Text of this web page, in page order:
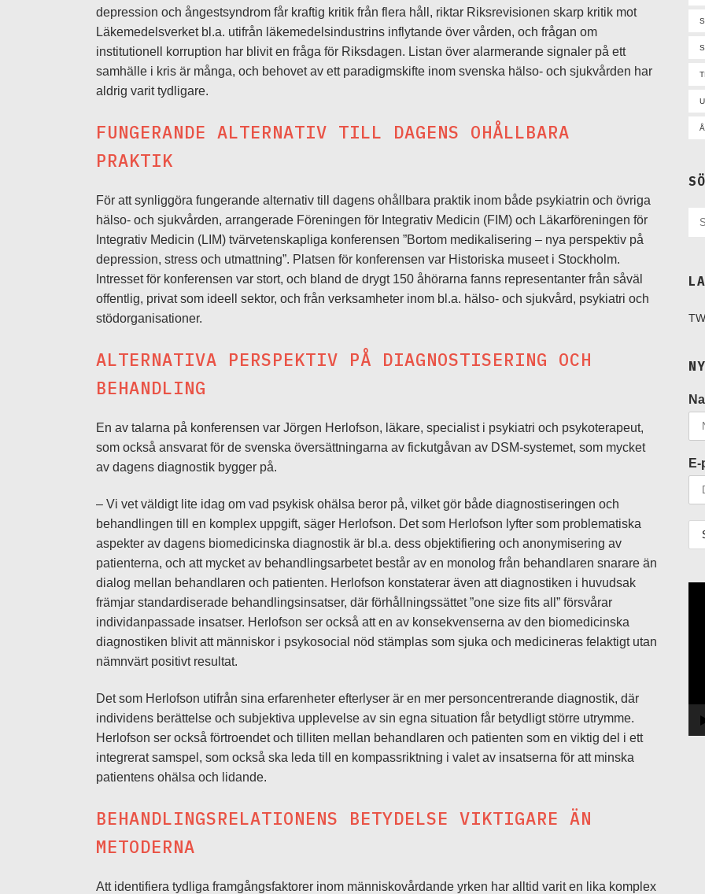
depression och ångestsyndrom får kraftig kritik från flera håll, riktar Riksrevisionen skarp kritik mot
Läkemedelsverket bl.a. utifrån läkemedelsindustrins inflytande över vården, och frågan om
institutionell korruption har blivit en fråga för Riksdagen. Listan över alarmerande signaler på ett
samhälle i kris är många, och behovet av ett paradigmskifte inom svenska hälso- och sjukvården har
aldrig varit tydligare.
FUNGERANDE ALTERNATIV TILL DAGENS OHÅLLBARA
PRAKTIK
För att synliggöra fungerande alternativ till dagens ohållbara praktik inom både psykiatrin och övriga
hälso- och sjukvården, arrangerade Föreningen för Integrativ Medicin (FIM) och Läkarföreningen för
Integrativ Medicin (LIM) tvärvetenskapliga konferensen ”Bortom medikalisering – nya perspektiv på
depression, stress och utmattning”. Platsen för konferensen var Historiska museet i Stockholm.
Intresset för konferensen var stort, och bland de drygt 150 åhörarna fanns representanter från såväl
offentlig, privat som ideell sektor, och från verksamheter inom bl.a. hälso- och sjukvård, psykiatri och
stödorganisationer.
ALTERNATIVA PERSPEKTIV PÅ DIAGNOSTISERING OCH
BEHANDLING
En av talarna på konferensen var Jörgen Herlofson, läkare, specialist i psykiatri och psykoterapeut,
som också ansvarat för de svenska översättningarna av fickutgåvan av DSM-systemet, som mycket
av dagens diagnostik bygger på.
– Vi vet väldigt lite idag om vad psykisk ohälsa beror på, vilket gör både diagnostiseringen och
behandlingen till en komplex uppgift, säger Herlofson. Det som Herlofson lyfter som problematiska
aspekter av dagens biomedicinska diagnostik är bl.a. dess objektifiering och anonymisering av
patienterna, och att mycket av behandlingsarbetet består av en monolog från behandlaren snarare än
dialog mellan behandlaren och patienten. Herlofson konstaterar även att diagnostiken i huvudsak
främjar standardiserade behandlingsinsatser, där förhållningssättet ”one size fits all” försvårar
individanpassade insatser. Herlofson ser också att en av konsekvenserna av den biomedicinska
diagnostiken blivit att människor i psykosocial nöd stämplas som sjuka och medicineras felaktigt utan
nämnvärt positivt resultat.
Det som Herlofson utifrån sina erfarenheter efterlyser är en mer personcentrerande diagnostik, där
individens berättelse och subjektiva upplevelse av sin egna situation får betydligt större utrymme.
Herlofson ser också förtroendet och tilliten mellan behandlaren och patienten som en viktig del i ett
integrerat samspel, som också ska leda till en kompassriktning i valet av insatserna för att minska
patientens ohälsa och lidande.
BEHANDLINGSRELATIONENS BETYDELSE VIKTIGARE ÄN
METODERNA
Att identifiera tydliga framgångsfaktorer inom människovårdande yrken har alltid varit en lika komplex